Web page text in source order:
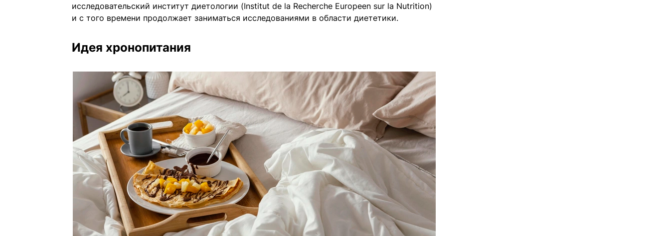
исследовательский институт диетологии (Institut de la Recherche Europeen sur la Nutrition)
и с того времени продолжает заниматься исследованиями в области диететики.
Идея хронопитания